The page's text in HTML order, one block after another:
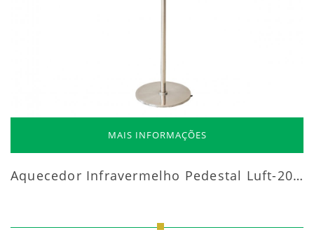
MAIS INFORMAÇÕES
Aquecedor Infravermelho Pedestal Luft-20000